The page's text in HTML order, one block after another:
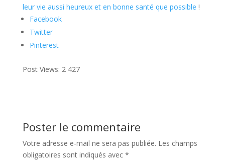
leur vie aussi heureux et en bonne santé que possible !
Facebook
Twitter
Pinterest
Post Views: 2 427
Poster le commentaire
Votre adresse e-mail ne sera pas publiée. Les champs
obligatoires sont indiqués avec *